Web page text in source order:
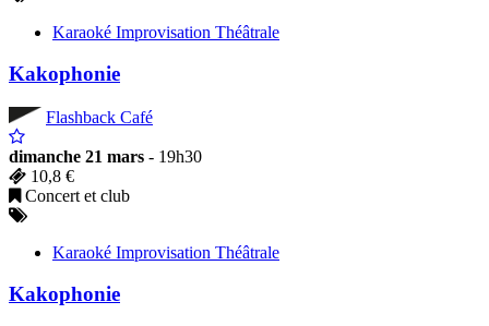
Karaoké Improvisation Théâtrale
Kakophonie
Flashback Café
dimanche 21 mars - 19h30
10,8 €
Concert et club
Karaoké Improvisation Théâtrale
Kakophonie